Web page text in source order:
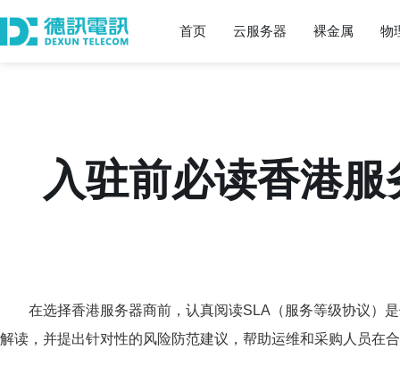
首页 云服务器 裸金属 物
入驻前必读香港
在选择香港服务器商前，认真阅读SLA（服务等级协议）
解读，并提出针对性的风险防范建议，帮助运维和采购人员在